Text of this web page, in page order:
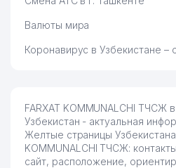
NET TELEVISION ООО
80 ERKIN KOMFORT
81 RUBICON IMMOBILE
Валюты мира
Коронавирус в Узбекистане
FARXAT KOMMUNALCHI ТЧСЖ
Узбекистан - актуальная
Желтые страницы
KOMMUNALCHI ТЧСЖ:
сайт, расположение,